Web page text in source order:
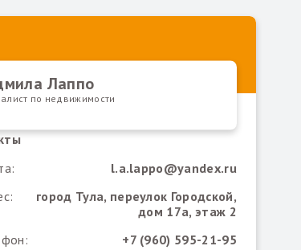
Лаппо
по недвижимости
l.a.lappo@yandex.ru
город Тула, переулок Городской,
дом 17а, этаж 2
+7 (960) 595-21-95